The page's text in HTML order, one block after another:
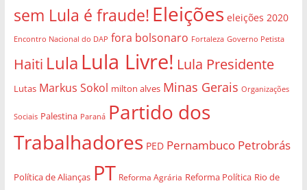
sem Lula é fraude! Eleições eleições 2020
Encontro Nacional do DAP fora bolsonaro Fortaleza Governo Petista
Haiti Lula Lula Livre! Lula Presidente
Lutas Markus Sokol milton alves Minas Gerais Organizações
Sociais Palestina Paraná Partido dos
Trabalhadores PED Pernambuco Petrobrás
Política de Alianças PT Reforma Agrária Reforma Política Rio de